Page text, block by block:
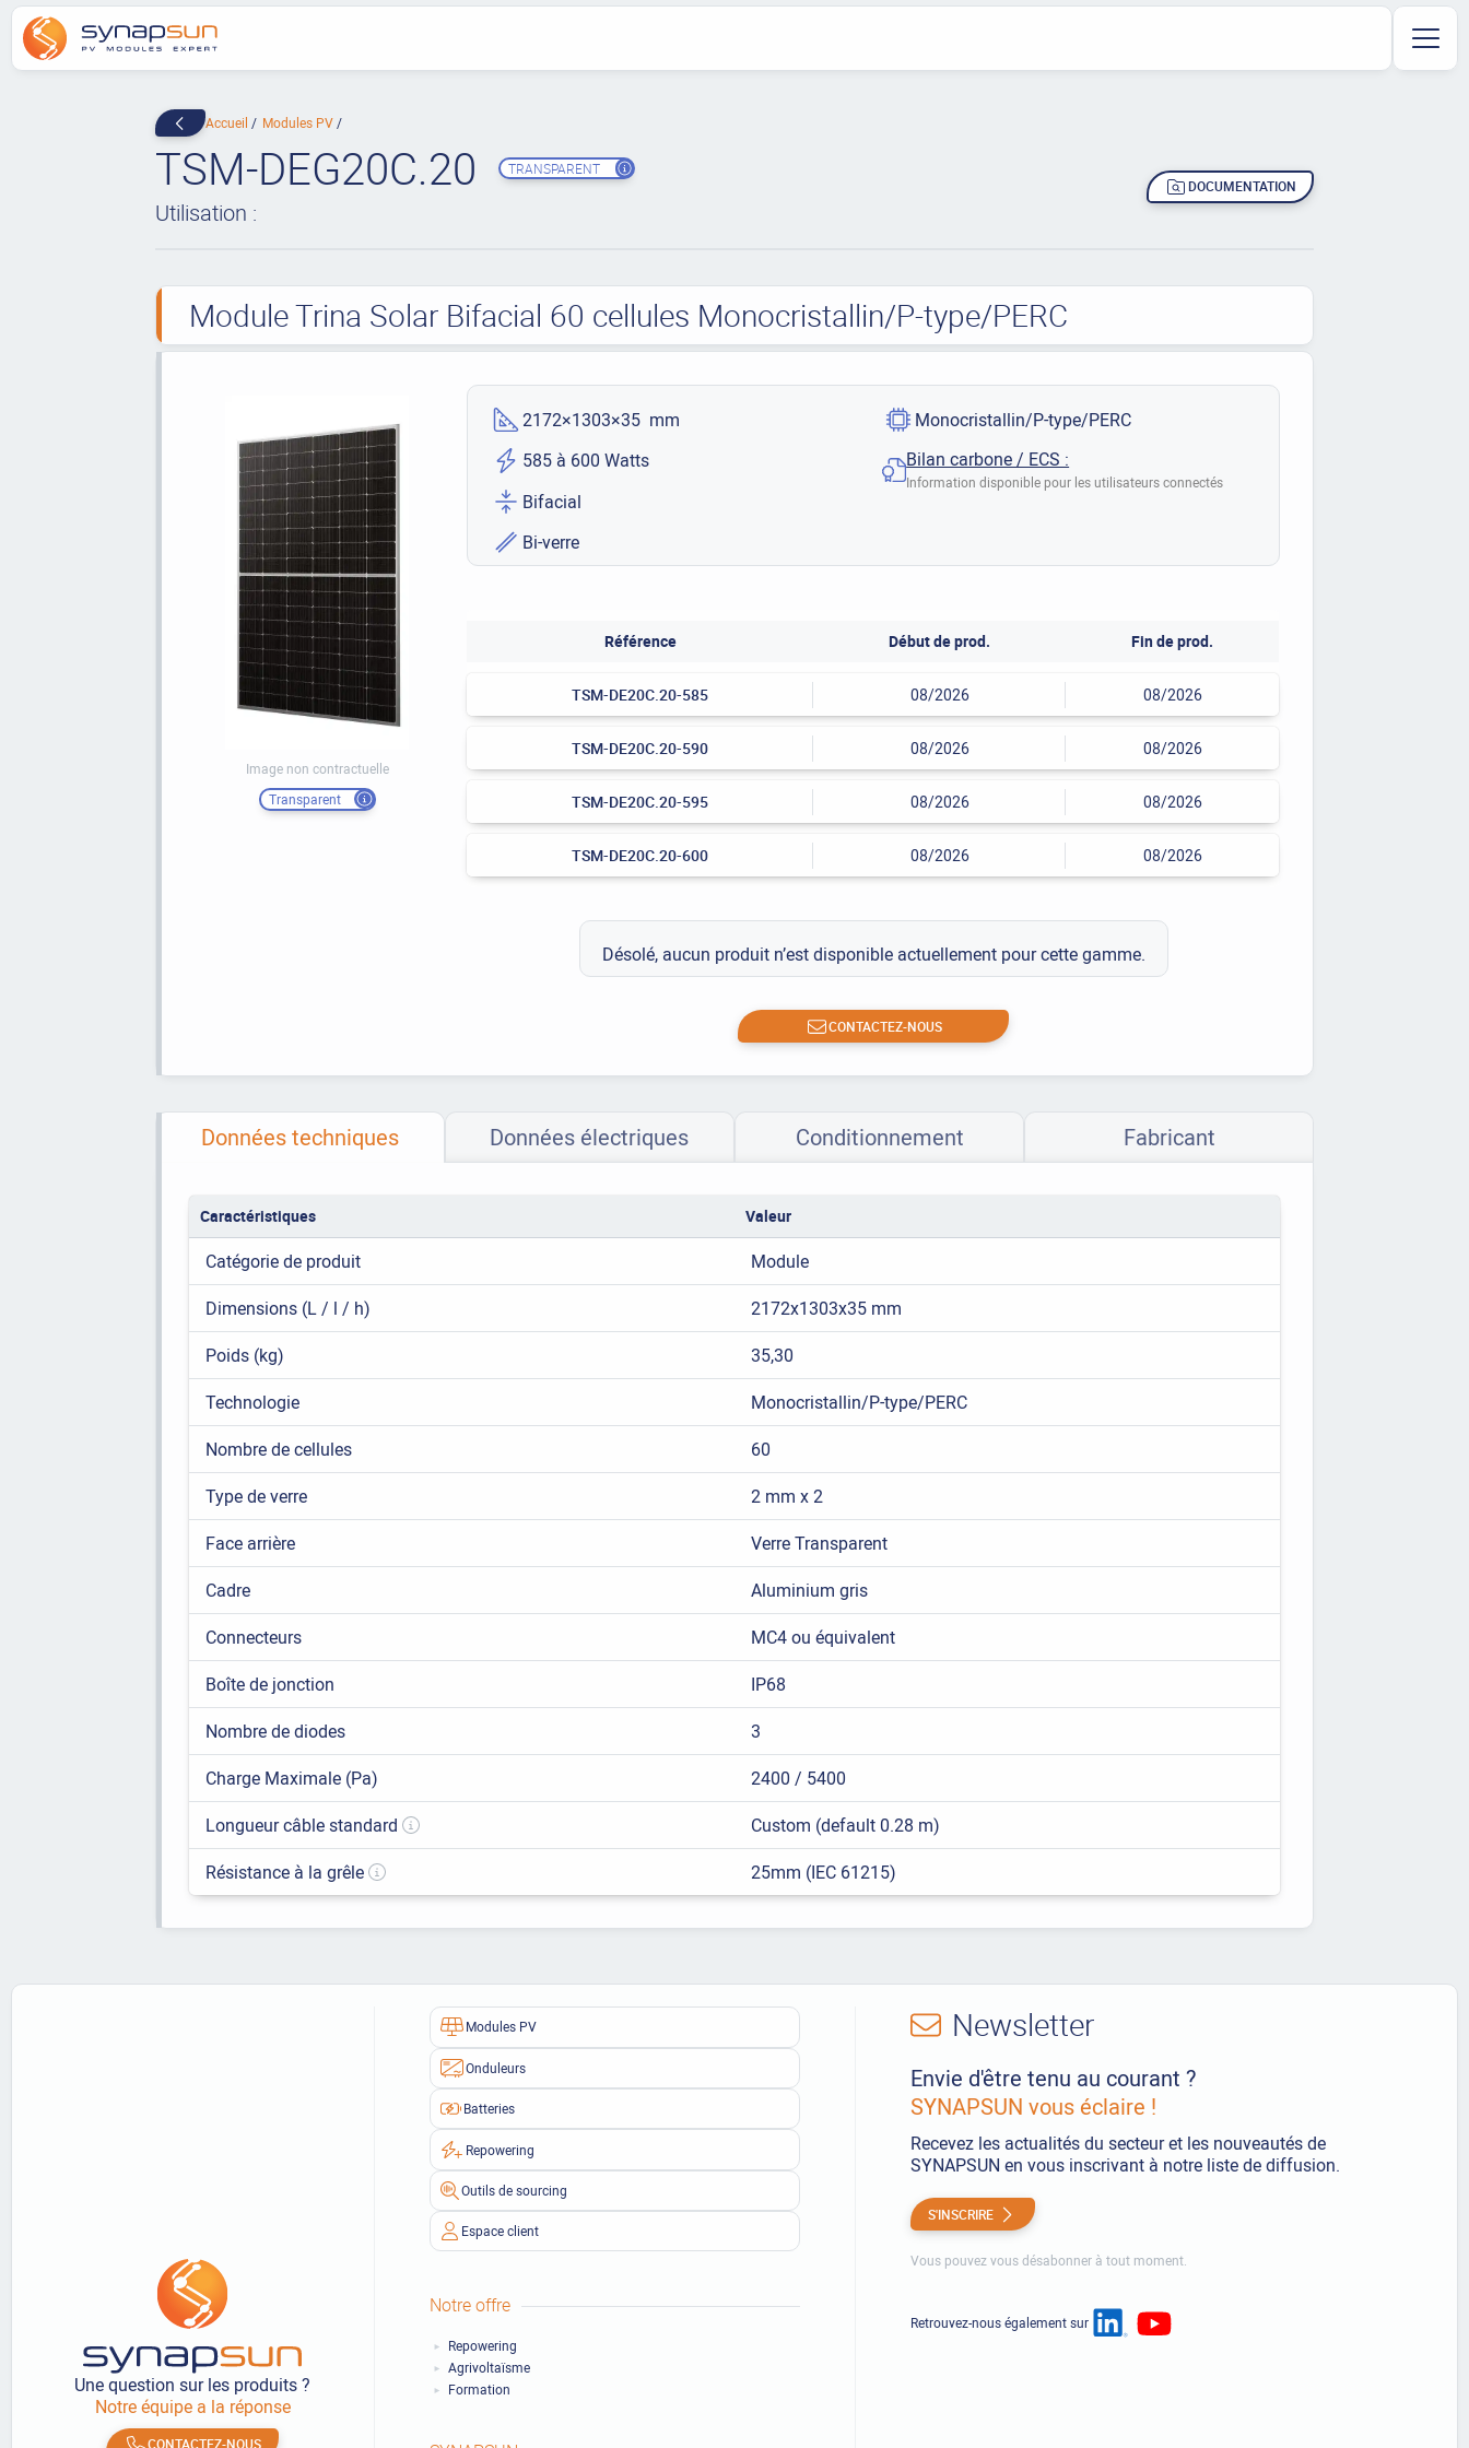
Accueil Modules PV
TSM-DEG20C.20 TRANSPARENT
Utilisation :
DOCUMENTATION
Module Trina Solar Bifacial 60 cellules Monocristallin/P-type/PERC
Image non contractuelle
Transparent
2172×1303×35 mm
585 à 600 Watts
Bifacial
Bi-verre
Monocristallin/P-type/PERC
Bilan carbone / ECS :
Information disponible pour les utilisateurs connectés
Référence Début de prod. Fin de prod.
TSM-DE20C.20-585 08/2026 08/2026
TSM-DE20C.20-590 08/2026 08/2026
TSM-DE20C.20-595 08/2026 08/2026
TSM-DE20C.20-600 08/2026 08/2026
Désolé, aucun produit n’est disponible actuellement pour cette gamme.
CONTACTEZ-NOUS
Données techniques Données électriques Conditionnement Fabricant
Caractéristiques Valeur
Catégorie de produit
Module
Dimensions (L / l / h)
2172x1303x35 mm
Poids (kg)
35,30
Technologie
Monocristallin/P-type/PERC
Nombre de cellules
60
Type de verre
2 mm x 2
Face arrière
Verre Transparent
Cadre
Aluminium gris
Connecteurs
MC4 ou équivalent
Boîte de jonction
IP68
Nombre de diodes
3
Charge Maximale (Pa)
2400 / 5400
Longueur câble standard
Custom (default 0.28 m)
Résistance à la grêle
25mm (IEC 61215)
Une question sur les produits ?
Notre équipe a la réponse
CONTACTEZ-NOUS
Modules PV
Onduleurs
Batteries
Repowering
Outils de sourcing
Espace client
Notre offre
Repowering
Agrivoltaïsme
Formation
Newsletter
Envie d'être tenu au courant ?
SYNAPSUN vous éclaire !
Recevez les actualités du secteur et les nouveautés de
SYNAPSUN en vous inscrivant à notre liste de diffusion.
S'INSCRIRE
Vous pouvez vous désabonner à tout moment.
Retrouvez-nous également sur